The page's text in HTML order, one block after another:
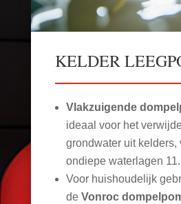
KELDER
Vlakzuigende
ideaal voor het
grondwater uit kelders,
ondiepe waterlagen 11.
Voor huishoudelijk
de Vonroc